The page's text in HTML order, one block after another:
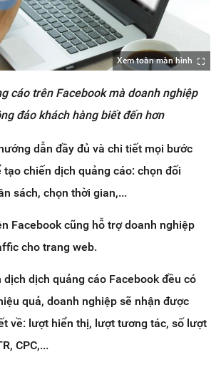
Xem toàn màn hình
cáo trên Facebook mà doanh nghiệp
đảo khách hàng biết đến hơn
dẫn đầy đủ và chi tiết mọi bước
chiến dịch quảng cáo: chọn đối
sách, chọn thời gian,...
Facebook cũng hỗ trợ doanh nghiệp
cho trang web.
dịch dịch quảng cáo Facebook đều có
quả, doanh nghiệp sẽ nhận được
về: lượt hiển thị, lượt tương tác, số lượt
CPC,...